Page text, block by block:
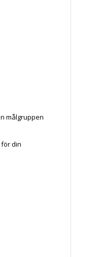
målgruppen
din